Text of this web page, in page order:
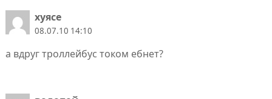
хуясе
08.07.10 14:10
а вдруг троллейбус током ебнет?